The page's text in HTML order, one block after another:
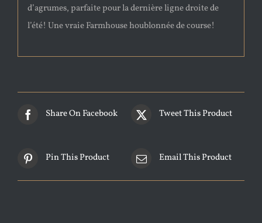
d’agrumes, parfaite pour la dernière ligne droite de
l’été! Une vraie Farmhouse houblonnée de course!
Share On Facebook Tweet This Product
Pin This Product Email This Product